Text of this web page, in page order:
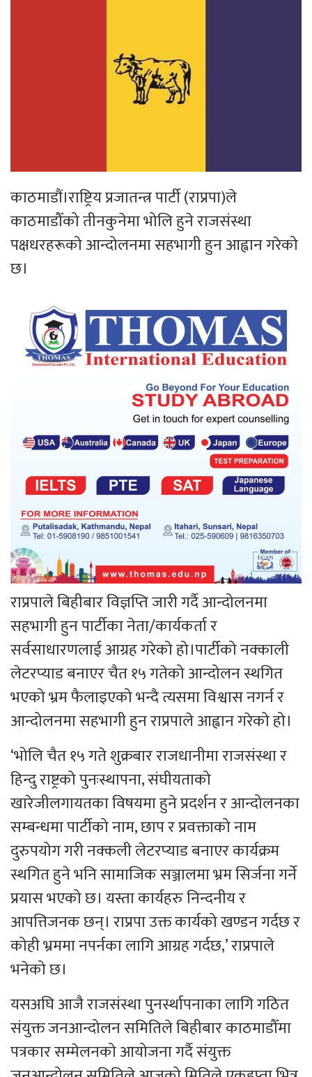
काठमाडौं।राष्ट्रिय प्रजातन्त्र पार्टी (राप्रपा)ले
काठमाडौँको तीनकुनेमा भोलि हुने राजसंस्था
पक्षधरहरूको आन्दोलनमा सहभागी हुन आह्वान गरेको
छ।
राप्रपाले बिहीबार विज्ञप्ति जारी गर्दै आन्दोलनमा
सहभागी हुन पार्टीका नेता/कार्यकर्ता र
सर्वसाधारणलाई आग्रह गरेको हो।पार्टीको नक्काली
लेटरप्याड बनाएर चैत १५ गतेको आन्दोलन स्थगित
भएको भ्रम फैलाइएको भन्दै त्यसमा विश्वास नगर्न र
आन्दोलनमा सहभागी हुन राप्रपाले आह्वान गरेको हो।
‘भोलि चैत १५ गते शुक्रबार राजधानीमा राजसंस्था र
हिन्दु राष्ट्रको पुनःस्थापना, संघीयताको
खारेजीलगायतका विषयमा हुने प्रदर्शन र आन्दोलनका
सम्बन्धमा पार्टीको नाम, छाप र प्रवक्ताको नाम
दुरुपयोग गरी नक्कली लेटरप्याड बनाएर कार्यक्रम
स्थगित हुने भनि सामाजिक सञ्जालमा भ्रम सिर्जना गर्ने
प्रयास भएको छ। यस्ता कार्यहरु निन्दनीय र
आपत्तिजनक छन्। राप्रपा उक्त कार्यको खण्डन गर्दछ र
कोही भ्रममा नपर्नका लागि आग्रह गर्दछ,’ राप्रपाले
भनेको छ।
यसअघि आजै राजसंस्था पुनर्स्थापनाका लागि गठित
संयुक्त जनआन्दोलन समितिले बिहीबार काठमाडौँमा
पत्रकार सम्मेलनको आयोजना गर्दै संयुक्त